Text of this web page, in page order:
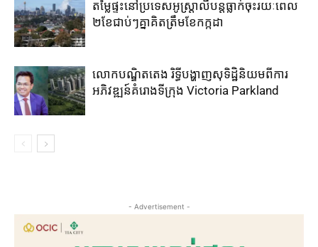
តម្លៃ​ផ្ទះ​នៅ​ប្រទេស​អូស្ត្រាលី​បន្ត​ធ្លាក់​ចុះ​រយៈ​ពេល​
២​ខែ​ជាប់ៗ​គ្នា​គិត​ត្រឹម​ខែ​កក្កដា​
លោកបណ្ឌិតតេង រិទ្ធីបង្ហាញសុទិដ្ឋិនិយមពីការ
អភិវឌ្ឍន៍គំរោងទីក្រុង Victoria Parkland
- Advertisement -